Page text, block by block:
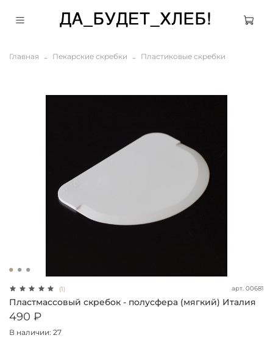
Главная Пекарские скребки Пластиковые скребки
(1) арт. 00681
Пластмассовый скребок - полусфера (мягкий) Италия
490 ₽
В наличии: 27